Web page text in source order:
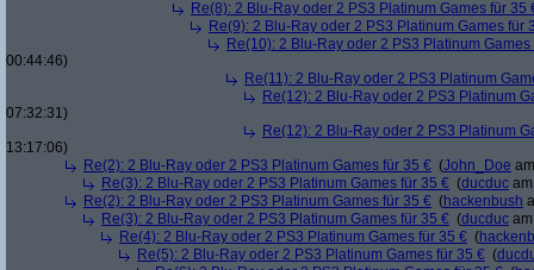
Re(8): 2 Blu-Ray oder 2 PS3 Platinum Games für 35
Re(9): 2 Blu-Ray oder 2 PS3 Platinum Games für
Re(10): 2 Blu-Ray oder 2 PS3 Platinum Games
00:44:46)
Re(11): 2 Blu-Ray oder 2 PS3 Platinum
Re(12): 2 Blu-Ray oder 2 PS3 Platinum
07:32:31)
Re(12): 2 Blu-Ray oder 2 PS3 Platinum
13:17:06)
Re(2): 2 Blu-Ray oder 2 PS3 Platinum Games für 35 € (John_Doe
Re(3): 2 Blu-Ray oder 2 PS3 Platinum Games für 35 € (ducduc
Re(2): 2 Blu-Ray oder 2 PS3 Platinum Games für 35 € (hackenbush
Re(3): 2 Blu-Ray oder 2 PS3 Platinum Games für 35 € (ducduc
Re(4): 2 Blu-Ray oder 2 PS3 Platinum Games für 35 € (
Re(5): 2 Blu-Ray oder 2 PS3 Platinum Games für 35 € (